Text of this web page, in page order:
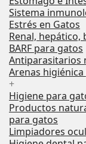
Sistema
Estrés en Gatos
Renal,
BARF para gatos
Antiparasitarios
Arenas
+
Higiene para
Productos
para gatos
Limpiadores